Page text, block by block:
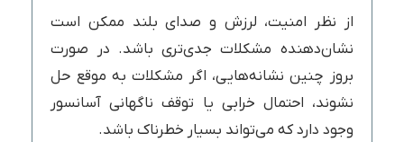
از نظر امنیت، لرزش و صدای بلند ممکن است
نشان‌دهنده مشکلات جدی‌تری باشد. در صورت
بروز چنین نشانه‌هایی، اگر مشکلات به موقع حل
نشوند، احتمال خرابی یا توقف ناگهانی آسانسور
وجود دارد که می‌تواند بسیار خطرناک باشد.